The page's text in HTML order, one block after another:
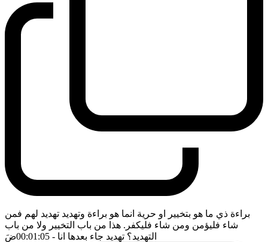
براءة ذي ما هو بتخيير او حرية انما هو براءة وتهديد تهديد لهم فمن
شاء فليؤمن ومن شاء فليكفر. هذا من باب التخيير ولا من باب
التهديد؟ تهديد جاء بعدها انا - 00:01:05 ضَ